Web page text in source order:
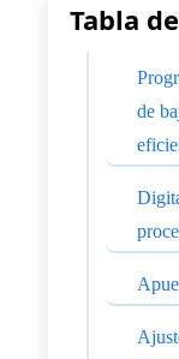
Tabla
de